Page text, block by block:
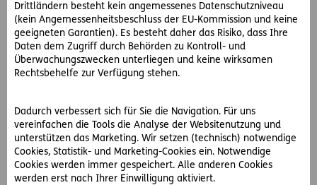
Drittländern besteht kein angemessenes Datenschutzniveau
(kein Angemessenheitsbeschluss der EU-Kommission und keine
geeigneten Garantien). Es besteht daher das Risiko, dass Ihre
Daten dem Zugriff durch Behörden zu Kontroll- und
Überwachungszwecken unterliegen und keine wirksamen
Rechtsbehelfe zur Verfügung stehen.
Dadurch verbessert sich für Sie die Navigation. Für uns
vereinfachen die Tools die Analyse der Websitenutzung und
unterstützen das Marketing. Wir setzen (technisch) notwendige
Cookies, Statistik- und Marketing-Cookies ein. Notwendige
Cookies werden immer gespeichert. Alle anderen Cookies
werden erst nach Ihrer Einwilligung aktiviert.
Betriebsübergabe
Mitarbeiter müssen mit allen bisherigen Rechten und
wenn die Kündigung rechtzeitig durch den bisherigen
Betriebsinhaber erfolgt.
Dabei gibt es lange Schutzfristen. Sämtliche Ansprüche
(Urlaub oder Abfindungen) stehen den Mitarbeitern dabei